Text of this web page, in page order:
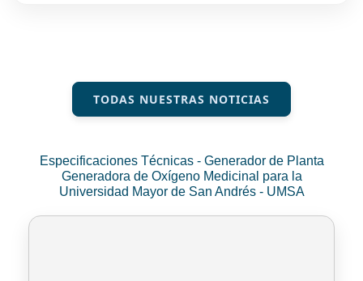
TODAS NUESTRAS NOTICIAS
Especificaciones Técnicas - Generador de Planta
Generadora de Oxígeno Medicinal para la
Universidad Mayor de San Andrés - UMSA